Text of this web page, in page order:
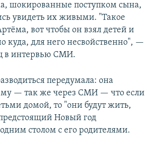
шокированные поступком сына,
увидеть их живыми. "Такое
вот чтобы он взял детей и
куда, для него несвойственно", —
в интервью СМИ.
передумала: она
— так же через СМИ — что если
домой, то "они будут жить,
Новый год
столом с его родителями.